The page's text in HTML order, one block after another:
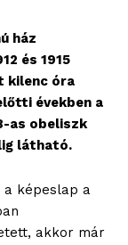
ház
és 1915
kilenc óra
években a
as obeliszk
látható.
a képeslap a
akkor már